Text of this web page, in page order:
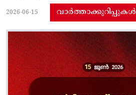
2026-06-15 വാർത്താക്കുറിപ്പുകൾ